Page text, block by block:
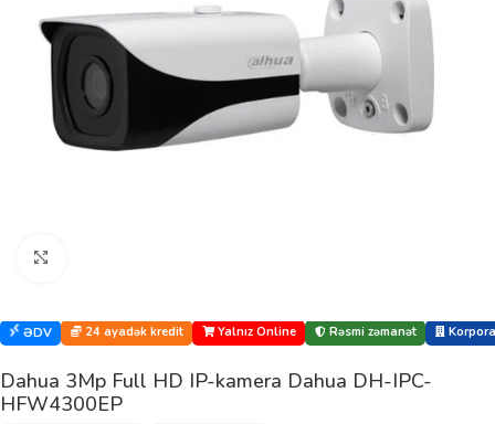
ƏDV 24 ayadək kredit Yalnız Online Rəsmi zəmanət
Dahua 3Mp Full HD IP-kamera Dahua DH-IPC-
HFW4300EP